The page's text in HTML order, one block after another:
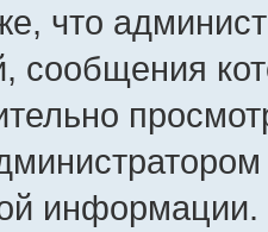
что
сообщения
информации.